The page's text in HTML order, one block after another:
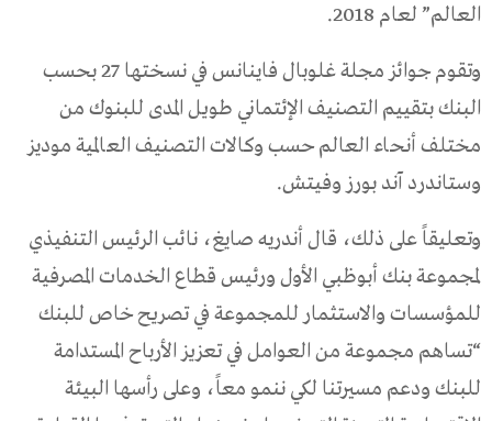
العالم” لعام 2018.
وتقوم جوائز مجلة غلوبال فاينانس في نسختها 27 بحسب
البنك بتقييم التصنيف الإئتماني طويل المدى للبنوك من
مختلف أنحاء العالم حسب وكالات التصنيف العالمية موديز
وستاندرد آند بورز وفيتش.
وتعليقاً على ذلك، قال أندريه صايغ، نائب الرئيس التنفيذي
لمجموعة بنك أبوظبي الأول ورئيس قطاع الخدمات المصرفية
للمؤسسات والاستثمار للمجموعة في تصريح خاص للبنك
“تساهم مجموعة من العوامل في تعزيز الأرباح المستدامة
للبنك ودعم مسيرتنا لكي ننمو معاً، وعلى رأسها البيئة